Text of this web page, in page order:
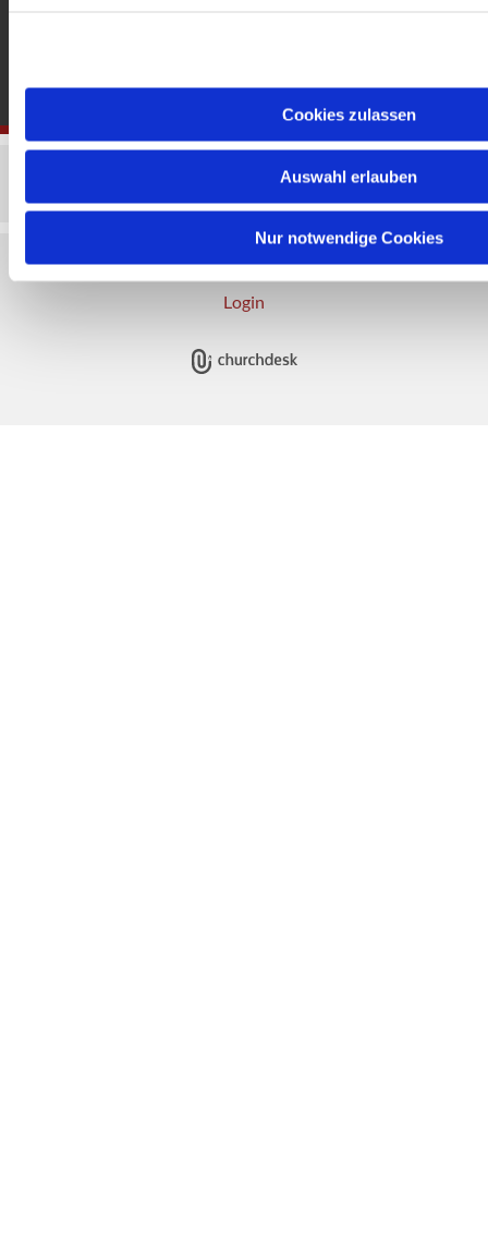
Cookies zulassen
Auswahl erlauben
Nur notwendige Cookies
Impressum Datenschutzerklärung
ChurchDesk-
Login